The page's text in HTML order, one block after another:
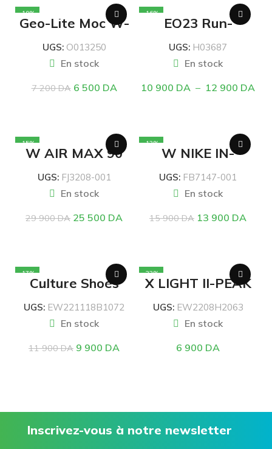
-10%
Geo-Lite Moc W-
HI-TEC
UGS: O013250
En stock
7 200DA 6 500 DA
-16%
EQ23 Run-
ADIDAS
UGS: H03687
En stock
10 900 DA – 12 900 DA
-15%
W AIR MAX 90
AMD
UGS: FJ3208-001
En stock
29 900DA 25 500 DA
-13%
W NIKE IN-
SEASON TR 13
PRM
UGS: FB7147-001
En stock
15 900DA 13 900 DA
-17%
Culture Shoes
White/Lt.Purple
UGS: EW221118B1072
En stock
11 900DA 9 900 DA
-22%
X LIGHT II-PEAK
UGS: EW2208H2063
En stock
6 900 DA
Inscrivez-vous à notre newsletter